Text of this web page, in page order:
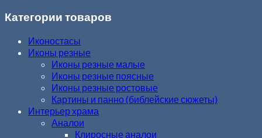
Категории товаров
Иконостасы
Иконы резные
Иконы резные малые
Иконы резные поясные
Иконы резные ростовые
Картины и панно (библейские сюжеты)
Интерьер храма
Аналои
Клиросные аналои